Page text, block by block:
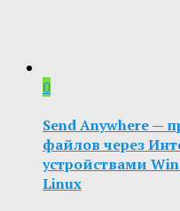
0
Send Anywhere —
файлов через
устройствами
Linux